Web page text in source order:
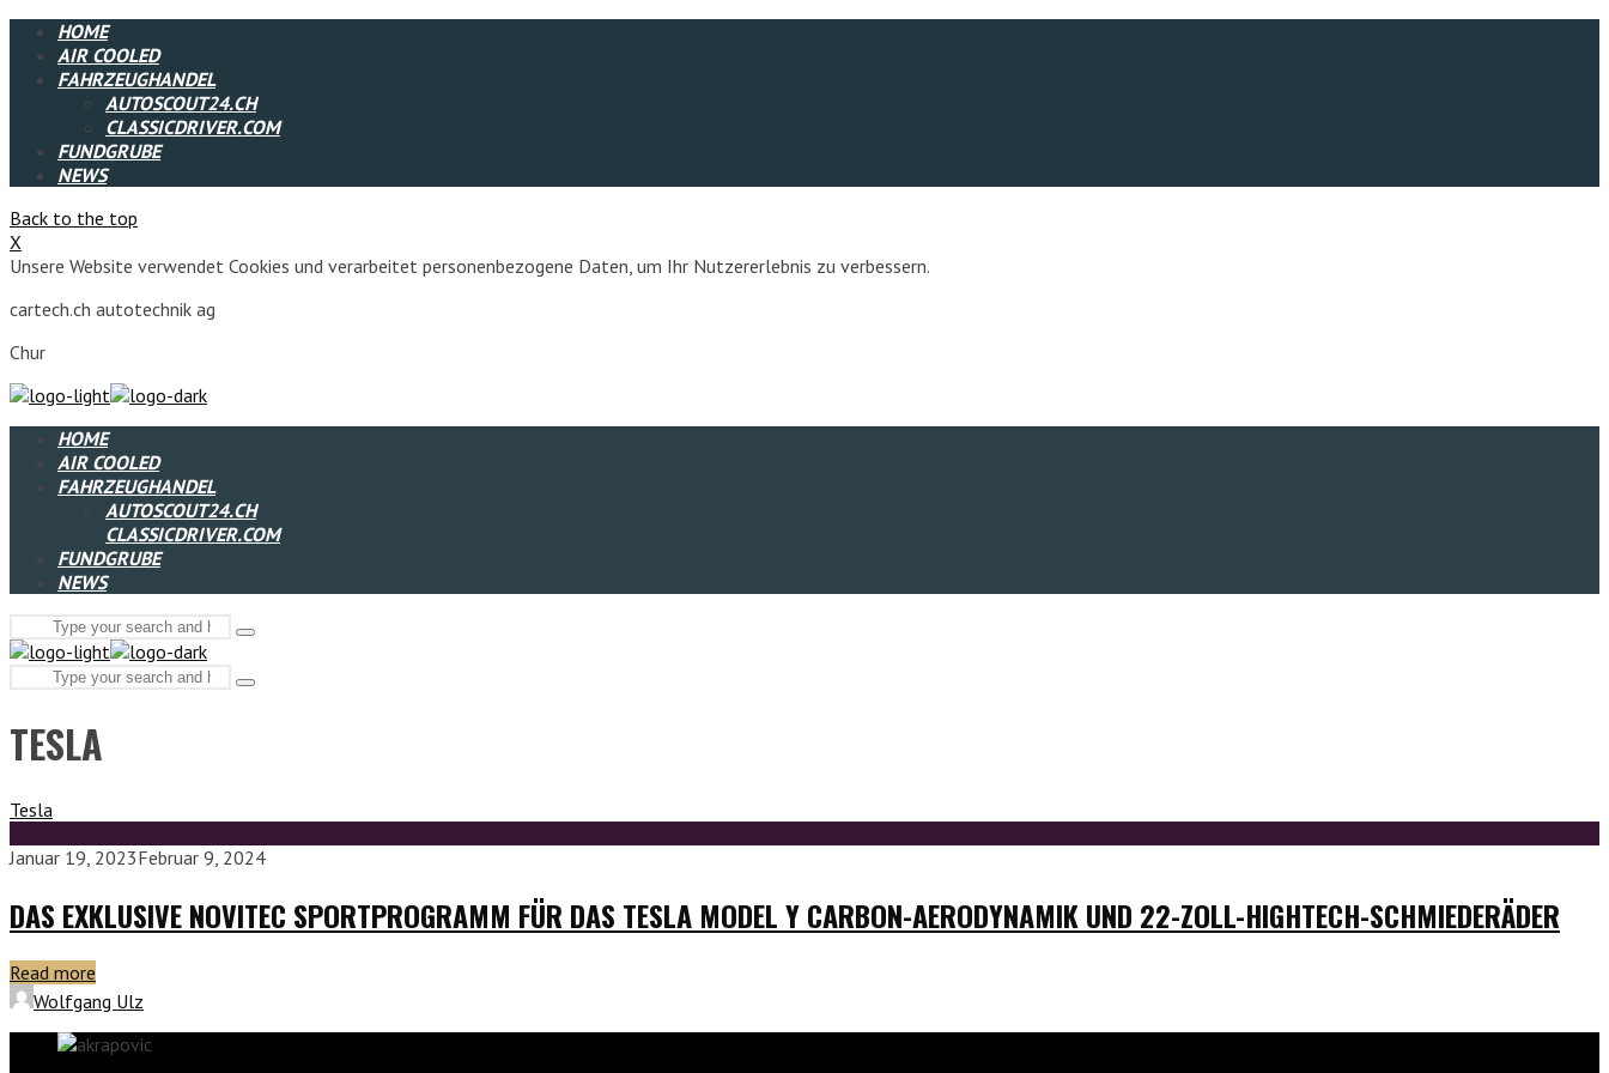
HOME
AIR COOLED
FAHRZEUGHANDEL
AUTOSCOUT24.CH
CLASSICDRIVER.COM
FUNDGRUBE
NEWS
Back to the top
X
Unsere Website verwendet Cookies und verarbeitet personenbezogene Daten, um Ihr Nutzererlebnis zu verbessern.
cartech.ch autotechnik ag
Chur
HOME
AIR COOLED
FAHRZEUGHANDEL
AUTOSCOUT24.CH
CLASSICDRIVER.COM
FUNDGRUBE
NEWS
Search
for:
Type
hit
Search
Type
TESLA
Tesla
Januar 19, 2023Februar 9, 2024
DAS EXKLUSIVE NOVITEC SPORTPROGRAMM FÜR DAS TESLA MODEL Y CARBON-AERODYNAMIK UND 22-ZOLL-HIGHTECH-SCHMIEDERÄDER
Read more
Wolfgang Ulz